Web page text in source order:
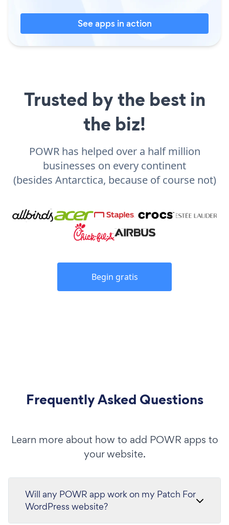
See apps in action
Trusted by the best in
the biz!
POWR has helped over a half million
businesses on every continent
(besides Antarctica, because of course not)
Begin gratis
Frequently Asked Questions
Learn more about how to add POWR apps to
your website.
Will any POWR app work on my Patch For
WordPress website?